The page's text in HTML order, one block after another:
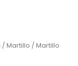
/ Martillo / Martillo